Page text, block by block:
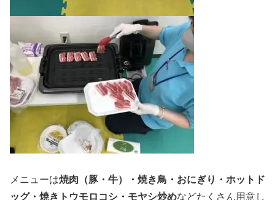
メニューは焼肉（豚・牛）・焼き鳥・おにぎり・ホットド
ッグ・焼きトウモロコシ・モヤシ炒めなどたくさん用意し